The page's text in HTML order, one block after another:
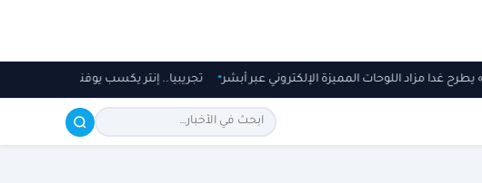
يطرح غدا مزاد اللوحات المميزة الإلكتروني عبر أبشر تجريبيا.. إنتر يكسب يوفنتوس في